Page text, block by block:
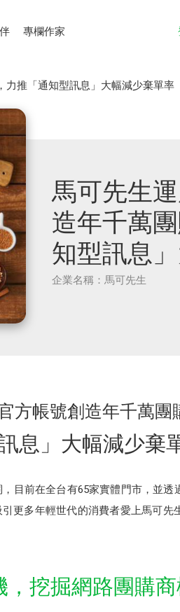
專欄作家
力推「通知型訊息」大幅減少棄單率
馬可先生
造年千萬
知型訊息
企業名稱：馬可先生
方帳號創造年千萬團
息」大幅減少棄
目前在全台有65家實體門市，並透
更多年輕世代的消費者愛上馬可先
，挖掘網路團購